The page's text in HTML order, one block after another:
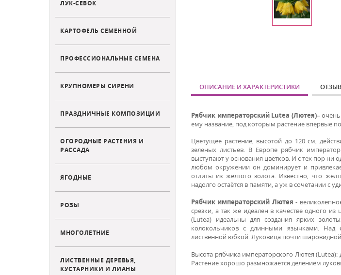
ЛУК-СЕВОК
КАРТОФЕЛЬ СЕМЕННОЙ
ПРОФЕССИОНАЛЬНЫЕ СЕМЕНА
КРУПНОМЕРЫ СИРЕНИ
ПРАЗДНИЧНЫЕ КОМПОЗИЦИИ
ОГОРОДНЫЕ РАСТЕНИЯ И
РАССАДА
ЯГОДНЫЕ
РОЗЫ
МНОГОЛЕТНИЕ
ЛИСТВЕННЫЕ ДЕРЕВЬЯ,
КУСТАРНИКИ И ЛИАНЫ
ОПИСАНИЕ И ХАРАКТЕРИСТИКИ
Рябчик императорский Lutea (Лютея)–
ему название, под которым растение впервые
Цветущее растение, высотой до 120 см,
зеленых листьев. В Европе рябчик
выступают у основания цветков. И с тех пор ни
любом окружении он доминирует и
отлиты из жёлтого золота. Известно, что
надолго остаётся в памяти, а уж в сочетании с
Рябчик императорский Лютея -
срезки, а так же идеален в качестве одного
(Lutea) идеальны для создания ярких
колокольчиков с длинными язычками. Над
лиственной юбкой.Луковица почти
Высота рябчика императорского Лютея
Растение хорошо размножается делением